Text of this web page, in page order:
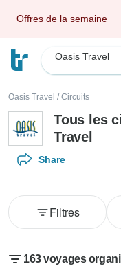
Offres de la semaine
Oasis Travel
Oasis Travel / Circuits
Tous les
Travel
Share
Filtres
163 voyages